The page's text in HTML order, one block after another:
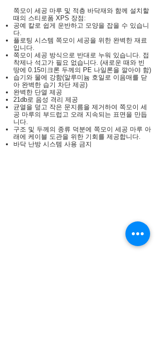
쪽모이 세공 마루 및 적층 바닥재와 함께 설치할
때의 스티로폼 XPS 장점:
공예 칼로 쉽게 운반하고 모양을 잡을 수 있습니
다.
플로팅 시스템 쪽모이 세공을 위한 완벽한 재료
입니다.
쪽모이 세공 방식으로 반대로 누워 있습니다. 접
착제나 석고가 필요 없습니다. (새로운 때와 빈
땅에 0.15미크론 두께의 PE 나일론을 깔아야 함)
습기와 물에 강함(알루미늄 호일로 이음매를 닫
아 완벽한 습기 차단 제공)
완벽한 단열 제공
21db로 음성 격리 제공
균열을 덮고 작은 문지름을 제거하여 쪽모이 세
공 마루의 부드럽고 오래 지속되는 표면을 만듭
니다.
구조 및 두께의 종류 덕분에 쪽모이 세공 마루 아
래에 케이블 도관을 위한 기회를 제공합니다.
바닥 난방 시스템 사용 금지